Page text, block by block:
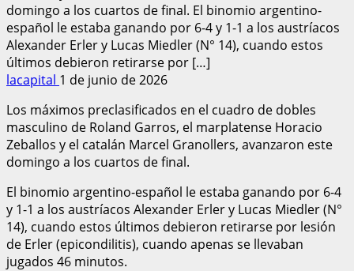
domingo a los cuartos de final. El binomio argentino-
español le estaba ganando por 6-4 y 1-1 a los austríacos
Alexander Erler y Lucas Miedler (N° 14), cuando estos
últimos debieron retirarse por […]
lacapital 1 de junio de 2026
Los máximos preclasificados en el cuadro de dobles
masculino de Roland Garros, el marplatense Horacio
Zeballos y el catalán Marcel Granollers, avanzaron este
domingo a los cuartos de final.
El binomio argentino-español le estaba ganando por 6-4
y 1-1 a los austríacos Alexander Erler y Lucas Miedler (N°
14), cuando estos últimos debieron retirarse por lesión
de Erler (epicondilitis), cuando apenas se llevaban
jugados 46 minutos.